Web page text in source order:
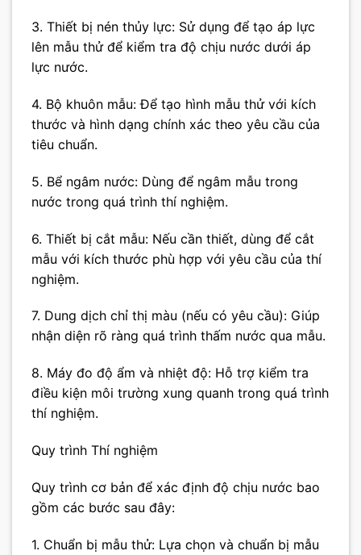
3. Thiết bị nén thủy lực: Sử dụng để tạo áp lực
lên mẫu thử để kiểm tra độ chịu nước dưới áp
lực nước.
4. Bộ khuôn mẫu: Để tạo hình mẫu thử với kích
thước và hình dạng chính xác theo yêu cầu của
tiêu chuẩn.
5. Bể ngâm nước: Dùng để ngâm mẫu trong
nước trong quá trình thí nghiệm.
6. Thiết bị cắt mẫu: Nếu cần thiết, dùng để cắt
mẫu với kích thước phù hợp với yêu cầu của thí
nghiệm.
7. Dung dịch chỉ thị màu (nếu có yêu cầu): Giúp
nhận diện rõ ràng quá trình thấm nước qua mẫu.
8. Máy đo độ ẩm và nhiệt độ: Hỗ trợ kiểm tra
điều kiện môi trường xung quanh trong quá trình
thí nghiệm.
Quy trình Thí nghiệm
Quy trình cơ bản để xác định độ chịu nước bao
gồm các bước sau đây:
1. Chuẩn bị mẫu thử: Lựa chọn và chuẩn bị mẫu